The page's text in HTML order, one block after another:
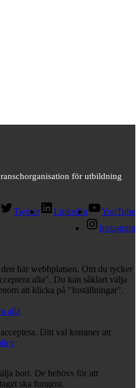
för utbildning
Twitter LinkedIn
YouTube
Instagram
här webbplatsen. Om du tycker
alla". Du kan såklart välja
att klicka på "Inställningar".
alla
Ditt val kommer att
bort. De behövs för att
ska fungera.